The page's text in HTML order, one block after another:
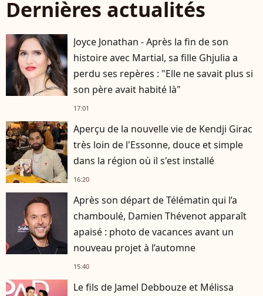
Dernières actualités
Joyce Jonathan - Après la fin de son
histoire avec Martial, sa fille Ghjulia a
perdu ses repères : "Elle ne savait plus si
son père avait habité là"
17:01
Aperçu de la nouvelle vie de Kendji Girac
très loin de l'Essonne, douce et simple
dans la région où il s'est installé
16:20
Après son départ de Télématin qui l’a
chamboulé, Damien Thévenot apparaît
apaisé : photo de vacances avant un
nouveau projet à l’automne
15:40
Le fils de Jamel Debbouze et Mélissa